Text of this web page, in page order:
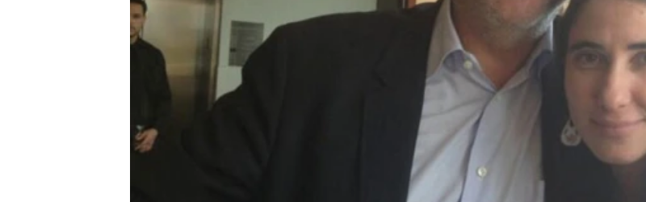
LOS SANTOS DE HIALEAH
DESINFORMACIÓN RUSA EN